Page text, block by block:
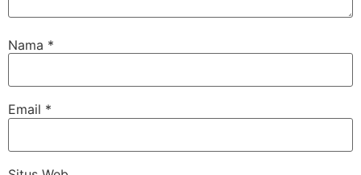
Nama *
Email *